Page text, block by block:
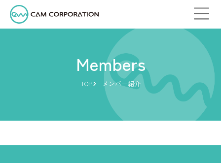
Members
TOP メンバー紹介